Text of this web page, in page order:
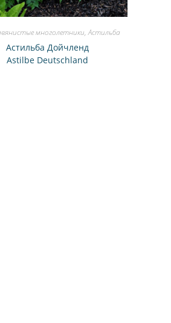
многолетники,Астильба
Астильба Дойчленд
Astilbe Deutschland